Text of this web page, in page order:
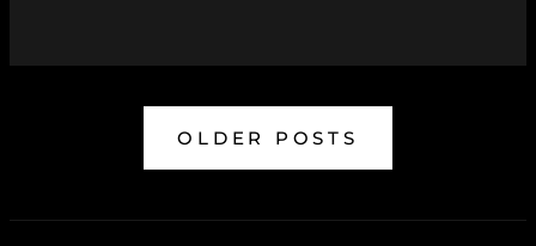
OLDER POSTS